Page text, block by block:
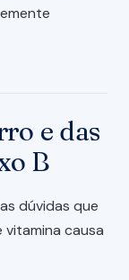
e das
B
dúvidas que
vitamina causa